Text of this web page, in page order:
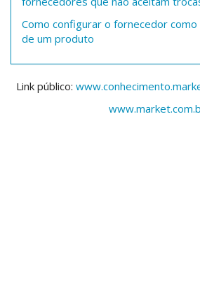
Como configurar o fornecedor
de um produto
Link público: